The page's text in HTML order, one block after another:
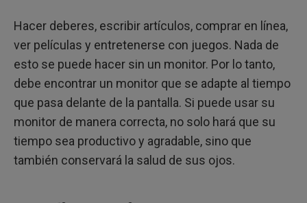
Hacer deberes, escribir artículos, comprar en línea,
ver películas y entretenerse con juegos. Nada de
esto se puede hacer sin un monitor. Por lo tanto,
debe encontrar un monitor que se adapte al tiempo
que pasa delante de la pantalla. Si puede usar su
monitor de manera correcta, no solo hará que su
tiempo sea productivo y agradable, sino que
también conservará la salud de sus ojos.